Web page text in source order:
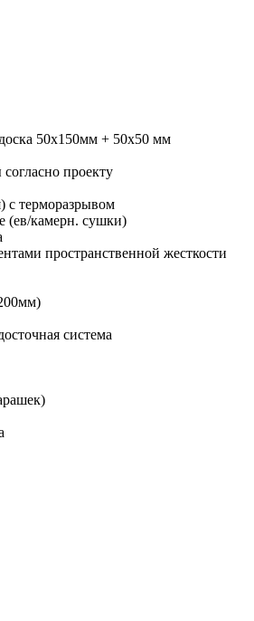
50х150мм + 50х50 мм
проекту
с терморазрывом
(ев/камерн. сушки)
пространственной жесткости
система